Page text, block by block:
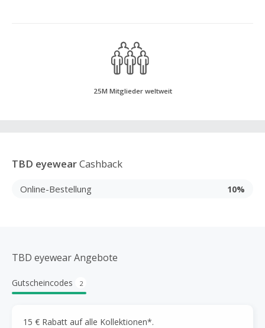
25M Mitglieder weltweit
TBD eyewearCashback
Online-Bestellung 10%
TBD eyewear Angebote
Gutscheincodes 2
15 € Rabatt auf alle Kollektionen*.